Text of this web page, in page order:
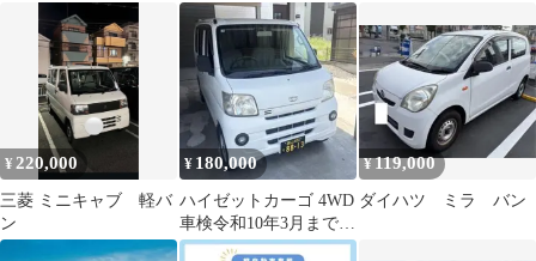
万キロ 車検対応可
¥220,000
三菱 ミニキャブ 軽バ
ン
¥ 180,000
ハイゼットカーゴ 4WD
車検令和10年3月まで
現状販売で修理は必要
¥119,000
ダイハツ ミラ バン